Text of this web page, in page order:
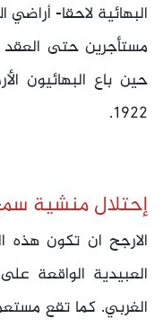
البهائية لاحقا-
مستأجرين حتى العقد
حين باع البهائيون
1922.
إحتلال منشية
الارجح ان تكون
العبيدية الواقعة